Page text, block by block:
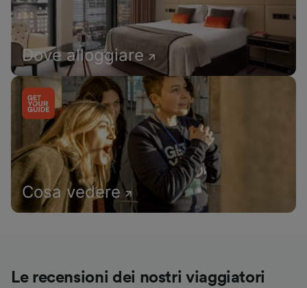
Dove alloggiare
Cosa vedere
Le recensioni dei nostri viaggiatori